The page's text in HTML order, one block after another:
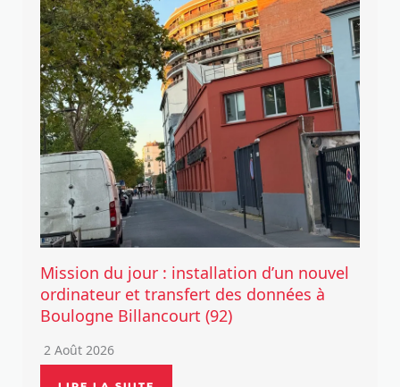
Mission du jour : installation d’un nouvel
ordinateur et transfert des données à
Boulogne Billancourt (92)
2 Août 2026